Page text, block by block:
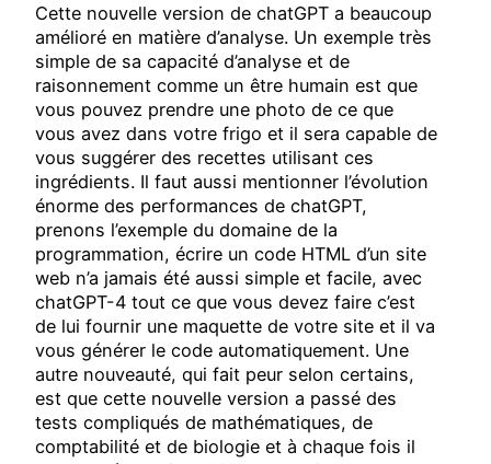
Cette nouvelle version de chatGPT a beaucoup
amélioré en matière d’analyse. Un exemple très
simple de sa capacité d’analyse et de
raisonnement comme un être humain est que
vous pouvez prendre une photo de ce que
vous avez dans votre frigo et il sera capable de
vous suggérer des recettes utilisant ces
ingrédients. Il faut aussi mentionner l’évolution
énorme des performances de chatGPT,
prenons l’exemple du domaine de la
programmation, écrire un code HTML d’un site
web n’a jamais été aussi simple et facile, avec
chatGPT-4 tout ce que vous devez faire c’est
de lui fournir une maquette de votre site et il va
vous générer le code automatiquement. Une
autre nouveauté, qui fait peur selon certains,
est que cette nouvelle version a passé des
tests compliqués de mathématiques, de
comptabilité et de biologie et à chaque fois il